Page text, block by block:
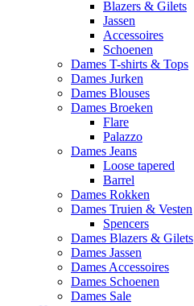
Blazers & Gilets
Jassen
Accessoires
Schoenen
Dames T-shirts & Tops
Dames Jurken
Dames Blouses
Dames Broeken
Flare
Palazzo
Dames Jeans
Loose tapered
Barrel
Dames Rokken
Dames Truien & Vesten
Spencers
Dames Blazers & Gilets
Dames Jassen
Dames Accessoires
Dames Schoenen
Dames Sale